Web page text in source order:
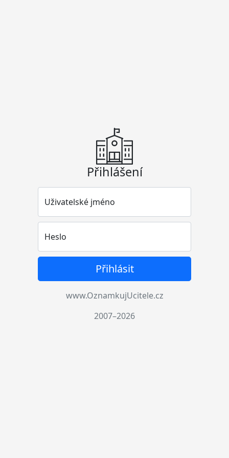
Přihlášení
Uživatelské jméno
Heslo
Přihlásit
www.OznamkujUcitele.cz
2007–2026